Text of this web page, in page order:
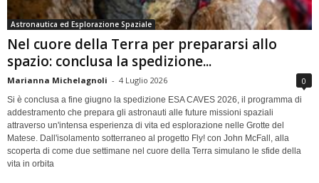
Astronautica ed Esplorazione Spaziale
Nel cuore della Terra per prepararsi allo
spazio: conclusa la spedizione...
Marianna Michelagnoli - 4 Luglio 2026 0
Si è conclusa a fine giugno la spedizione ESA CAVES 2026, il programma di
addestramento che prepara gli astronauti alle future missioni spaziali
attraverso un'intensa esperienza di vita ed esplorazione nelle Grotte del
Matese. Dall'isolamento sotterraneo al progetto Fly! con John McFall, alla
scoperta di come due settimane nel cuore della Terra simulano le sfide della
vita in orbita